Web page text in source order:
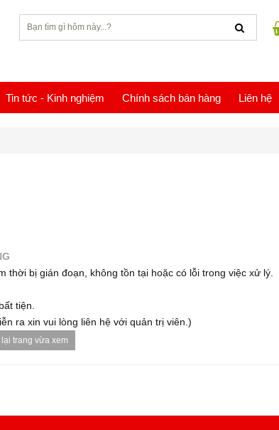
Tin tức - Kinh nghiệm Chính sách bán hàng Liên hệ
thời bị gián đoạn, không tồn tại hoặc có lỗi trong việc xử lý.
tiện.
ra xin vui lòng liên hệ với quản trị viên.)
trang vừa xem